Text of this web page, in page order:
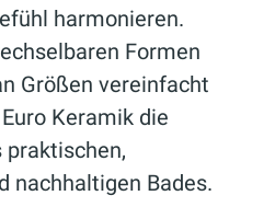
harmonieren.
Formen
Größen vereinfacht
Keramik die
praktischen,
nachhaltigen Bades.